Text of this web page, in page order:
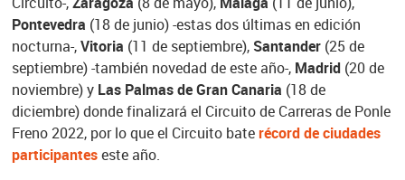
Pontevedra (18 de junio) -estas dos últimas en edición
nocturna-,Vitoria (11 de septiembre), Santander (25 de
septiembre) -también novedad de este año-, Madrid (20 de
noviembre) yLas Palmas de Gran Canaria (18 de
diciembre) donde finalizará el Circuito de Carreras de Ponle
Freno 2022, por lo que el Circuito baterécord de ciudades
participanteseste año.